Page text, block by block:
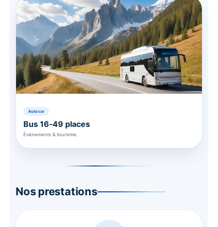
Autocar
Bus 16‑49 places
Événements & tourisme.
Nos prestations